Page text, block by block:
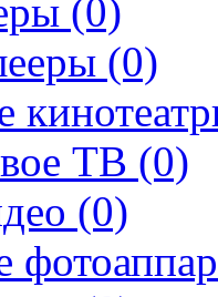
(0)
(0)
ТВ (0)
(0)